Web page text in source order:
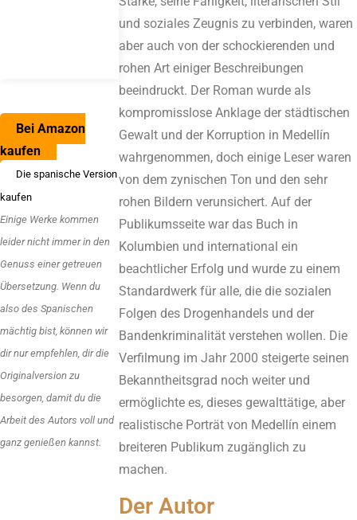
Bei Amazon
kaufen
Die spanische Version
kaufen
Einige Werke kommen
leider nicht immer in den
Genuss einer getreuen
Übersetzung. Wenn du
also des Spanischen
mächtig bist, können wir
dir nur empfehlen, dir die
Originalversion zu
besorgen, damit du die
Arbeit des Autors voll und
ganz genießen kannst.
und soziales Zeugnis zu verbinden, waren
aber auch von der schockierenden und
rohen Art einiger Beschreibungen
beeindruckt. Der Roman wurde als
kompromisslose Anklage der städtischen
Gewalt und der Korruption in Medellín
wahrgenommen, doch einige Leser waren
von dem zynischen Ton und den sehr
rohen Bildern verunsichert. Auf der
Publikumsseite war das Buch in
Kolumbien und international ein
beachtlicher Erfolg und wurde zu einem
Standardwerk für alle, die die sozialen
Folgen des Drogenhandels und der
Bandenkriminalität verstehen wollen. Die
Verfilmung im Jahr 2000 steigerte seinen
Bekanntheitsgrad noch weiter und
ermöglichte es, dieses gewalttätige, aber
realistische Porträt von Medellín einem
breiteren Publikum zugänglich zu
machen.
Der Autor